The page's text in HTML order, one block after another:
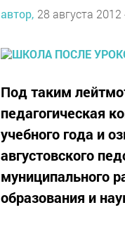
автор, 28 августа 2012
Под таким
педагогическая
учебного года и
августовского
муниципального
образования и